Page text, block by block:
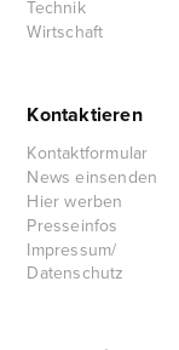
Technik
Wirtschaft
Kontaktieren
Kontaktformular
News einsenden
Hier werben
Presseinfos
Impressum/
Datenschutz